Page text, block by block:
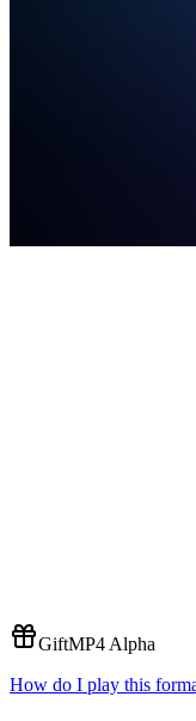
GiftMP4 Alpha
How do I play this